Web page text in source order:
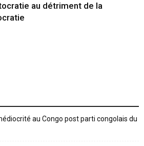
au détriment de la
au Congo post parti congolais du